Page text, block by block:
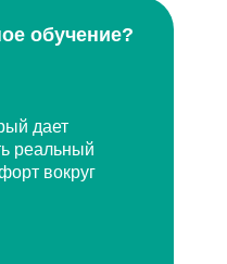
обучение?
дает
реальный
вокруг